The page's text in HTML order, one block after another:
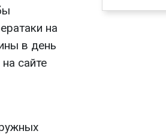
на
в день
сайте